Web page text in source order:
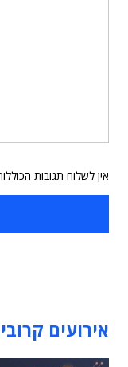
אין לשלוח תגובות
אירועים